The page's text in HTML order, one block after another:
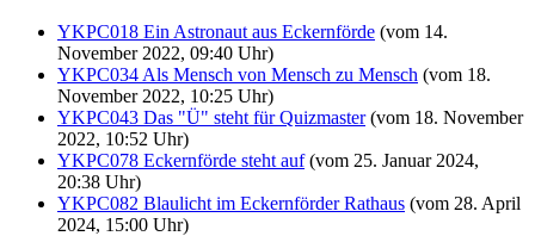
YKPC018 Ein Astronaut aus Eckernförde (vom 14.
November 2022, 09:40 Uhr)
YKPC034 Als Mensch von Mensch zu Mensch (vom 18.
November 2022, 10:25 Uhr)
YKPC043 Das "Ü" steht für Quizmaster(vom 18. November
2022, 10:52 Uhr)
YKPC078 Eckernförde steht auf(vom 25. Januar 2024,
20:38 Uhr)
YKPC082 Blaulicht im Eckernförder Rathaus (vom 28. April
2024, 15:00 Uhr)